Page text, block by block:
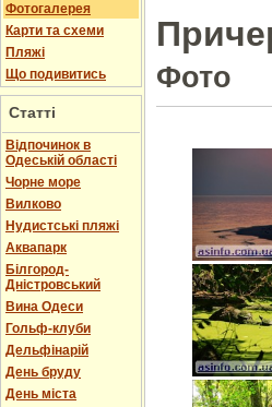
Фотогалерея
Карти та схеми
Пляжі
Що подивитись
Статті
Відпочинок в
Одеській області
Чорне море
Вилково
Нудистські пляжі
Аквапарк
Білгород-
Дністровський
Вина Одеси
Гольф-клуби
Дельфінарій
День бруду
День міста
Фото